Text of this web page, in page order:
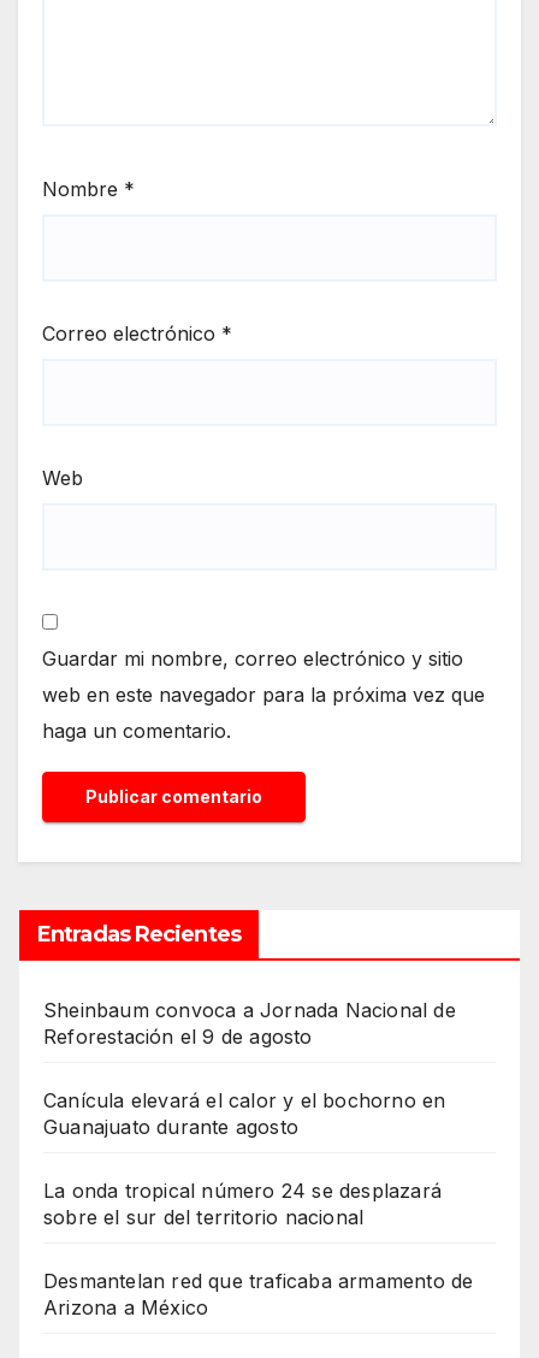
Nombre *
Correo electrónico *
Web
Guardar mi nombre, correo electrónico y sitio
web en este navegador para la próxima vez que
haga un comentario.
Entradas Recientes
Sheinbaum convoca a Jornada Nacional de
Reforestación el 9 de agosto
Canícula elevará el calor y el bochorno en
Guanajuato durante agosto
La onda tropical número 24 se desplazará
sobre el sur del territorio nacional
Desmantelan red que traficaba armamento de
Arizona a México